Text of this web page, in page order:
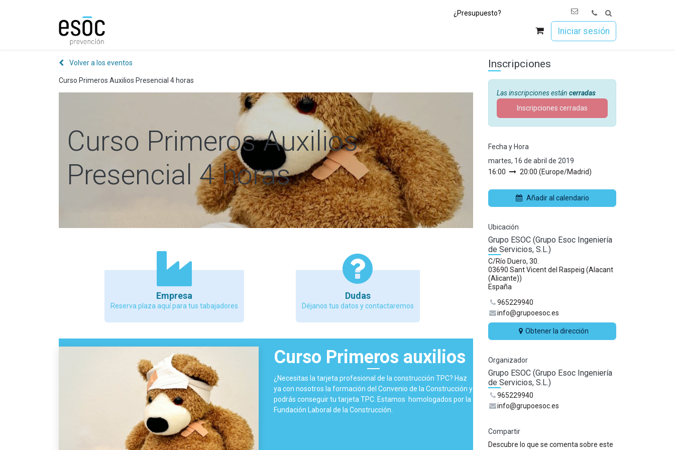
¿Presupuesto?
Iniciar sesión
Volver a los eventos
Curso Primeros Auxilios Presencial 4 horas
Curso Primeros Auxilios
Presencial 4 horas
Empresa
Reserva plaza aquí para tus tabajadores
Dudas
Déjanos tus datos y contactaremos
Curso Primeros auxilios
¿Necesitas la tarjeta profesional de la construcción TPC? Haz
ya con nosotros la formación del Convenio de la Construcción y
podrás conseguir tu tarjeta TPC. Estamos homologados por la
Fundación Laboral de la Construcción.
Inscripciones
Las inscripciones están cerradas
Inscripciones cerradas
Fecha y Hora
martes, 16 de abril de 2019
16:00
20:00 (Europe/Madrid)
Añadir al calendario
Ubicación
Grupo ESOC (Grupo Esoc Ingeniería
de Servicios, S.L.)
C/Río Duero, 30.
03690 Sant Vicent del Raspeig (Alacant
(Alicante))
España
965229940
info@grupoesoc.es
Obtener la dirección
Organizador
Grupo ESOC (Grupo Esoc Ingeniería
de Servicios, S.L.)
965229940
info@grupoesoc.es
Compartir
Descubre lo que se comenta sobre este